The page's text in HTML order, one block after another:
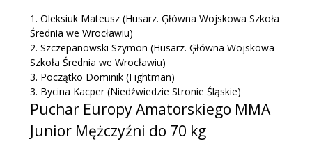
1. Oleksiuk Mateusz (Husarz. Ģłówna Wojskowa Szkoła
Średnia we Wrocławiu)
2. Szczepanowski Szymon (Husarz. Ģłówna Wojskowa
Szkoła Średnia we Wrocławiu)
3. Początko Dominik (Fightman)
3. Bycina Kacper(Niedźwiedzie Stronie Śląskie)
Puchar Europy Amatorskiego MMA
Junior Mężczyźni do 70 kg